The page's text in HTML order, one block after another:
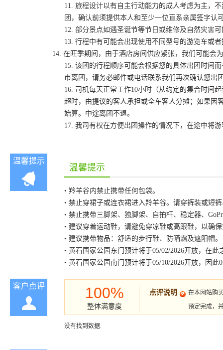
11. 旅程设计以有自主行动能力的成人考虑为主，
团，确认前须提供本人和至少一位直系亲属签字
12. 部分景点如遇圣诞节等节日或维修及自然灾害
13. 行程中有可能会出现使用不同型号的游览车或
14. 在旺季期间，由于酒店房间供应紧张，我们可能会
15. 该团的行程顺序可能会根据您的具体出团时间
市离团，请务必邮件或电话联系我们再次确认您出
16. 司机每天正常工作10小时（从约定的集合时间
超时，由提议的客人承担或全车客人分摊；如果因
始算。中途离团不退。
17. 我司有权在方便出团操作的情况下，在途中将
温馨提示
温馨提示
• 羚羊谷内禁止携带任何包袋。
• 禁止穿裙子或连衣裙进入羚羊谷。请穿裤装或短
• 禁止携带三脚架、独脚架、自拍杆、稳定器、
• 建议穿着运动鞋，请避免穿凉鞋或高跟鞋，以确
• 建议携带物品：舒适的步行鞋、防晒霜及遮阳帽。
• 黄石国家公园东门预计将于05/02/2026开放，在
• 黄石国家公园南门预计将于05/10/2026开放，因
客户点评 100%
整体满意度
点评说明
在本网站购
预定完成，
没有找到数据.